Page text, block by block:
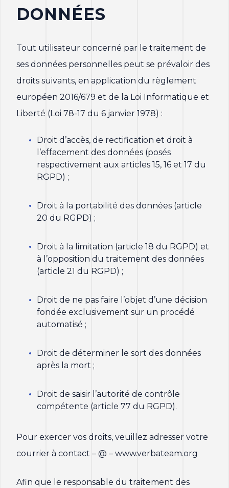
DONNÉES
Tout utilisateur concerné par le traitement de
ses données personnelles peut se prévaloir des
droits suivants, en application du règlement
européen 2016/679 et de la Loi Informatique et
Liberté (Loi 78-17 du 6 janvier 1978) :
Droit d’accès, de rectification et droit à
l’effacement des données (posés
respectivement aux articles 15, 16 et 17 du
RGPD) ;
Droit à la portabilité des données (article
20 du RGPD) ;
Droit à la limitation (article 18 du RGPD) et
à l’opposition du traitement des données
(article 21 du RGPD) ;
Droit de ne pas faire l’objet d’une décision
fondée exclusivement sur un procédé
automatisé ;
Droit de déterminer le sort des données
après la mort ;
Droit de saisir l’autorité de contrôle
compétente (article 77 du RGPD).
Pour exercer vos droits, veuillez adresser votre
courrier à contact – @ – www.verbateam.org
Afin que le responsable du traitement des